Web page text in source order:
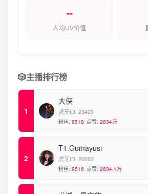
--
人均UV价值
🎲主播排行榜
大侠
虎牙ID: 23429
粉丝: 9518 点赞: 2834万
T1.Gumayusi
虎牙ID: 20063
粉丝: 9516 点赞: 2634.1万